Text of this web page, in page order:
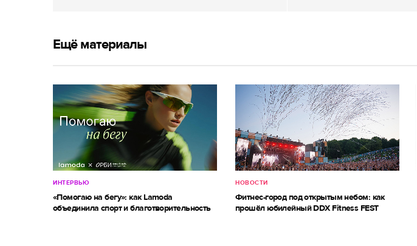
Ещё материалы
ИНТЕРВЬЮ
«Помогаю на бегу»: как Lamoda
объединила спорт и благотворительность
НОВОСТИ
Фитнес-город под открытым небом: как
прошёл юбилейный DDX Fitness FEST